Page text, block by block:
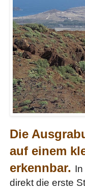
Die
auf einem
erkennbar.
direkt die erste